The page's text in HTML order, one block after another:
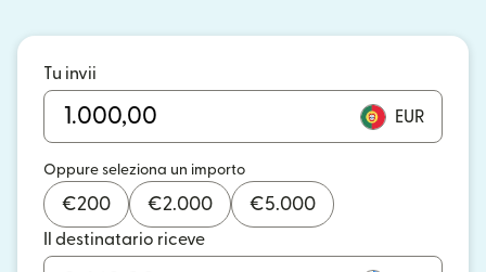
Tu invii
EUR
Oppure seleziona un importo
€200 €2.000 €5.000
Il destinatario riceve